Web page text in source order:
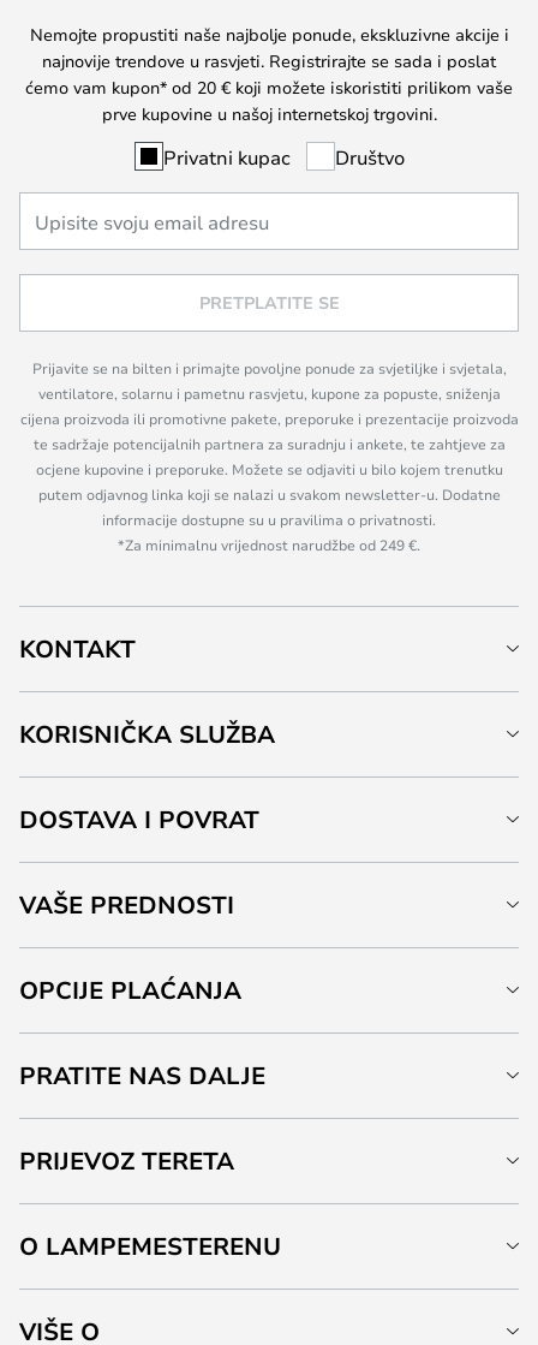
Nemojte propustiti naše najbolje ponude, ekskluzivne akcije i
najnovije trendove u rasvjeti. Registrirajte se sada i poslat
ćemo vam kupon* od 20 € koji možete iskoristiti prilikom vaše
prve kupovine u našoj internetskoj trgovini.
Privatni kupac Društvo
PRETPLATITE SE
Prijavite se na bilten i primajte povoljne ponude za svjetiljke i svjetala,
ventilatore, solarnu i pametnu rasvjetu, kupone za popuste, sniženja
cijena proizvoda ili promotivne pakete, preporuke i prezentacije proizvoda
te sadržaje potencijalnih partnera za suradnju i ankete, te zahtjeve za
ocjene kupovine i preporuke. Možete se odjaviti u bilo kojem trenutku
putem odjavnog linka koji se nalazi u svakom newsletter-u. Dodatne
informacije dostupne su u pravilima o privatnosti.
*Za minimalnu vrijednost narudžbe od 249 €.
KONTAKT
KORISNIČKA SLUŽBA
DOSTAVA I POVRAT
VAŠE PREDNOSTI
OPCIJE PLAĆANJA
PRATITE NAS DALJE
PRIJEVOZ TERETA
O LAMPEMESTERENU
VIŠE O